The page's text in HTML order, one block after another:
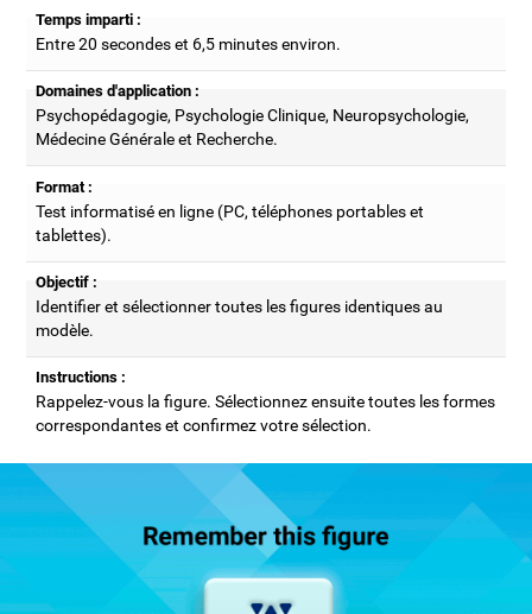
Temps imparti :
Entre 20 secondes et 6,5 minutes environ.
Domaines d'application :
Psychopédagogie, Psychologie Clinique, Neuropsychologie,
Médecine Générale et Recherche.
Format :
Test informatisé en ligne (PC, téléphones portables et
tablettes).
Objectif :
Identifier et sélectionner toutes les figures identiques au
modèle.
Instructions :
Rappelez-vous la figure. Sélectionnez ensuite toutes les formes
correspondantes et confirmez votre sélection.